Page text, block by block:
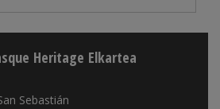
Heritage Elkartea
Sebastián